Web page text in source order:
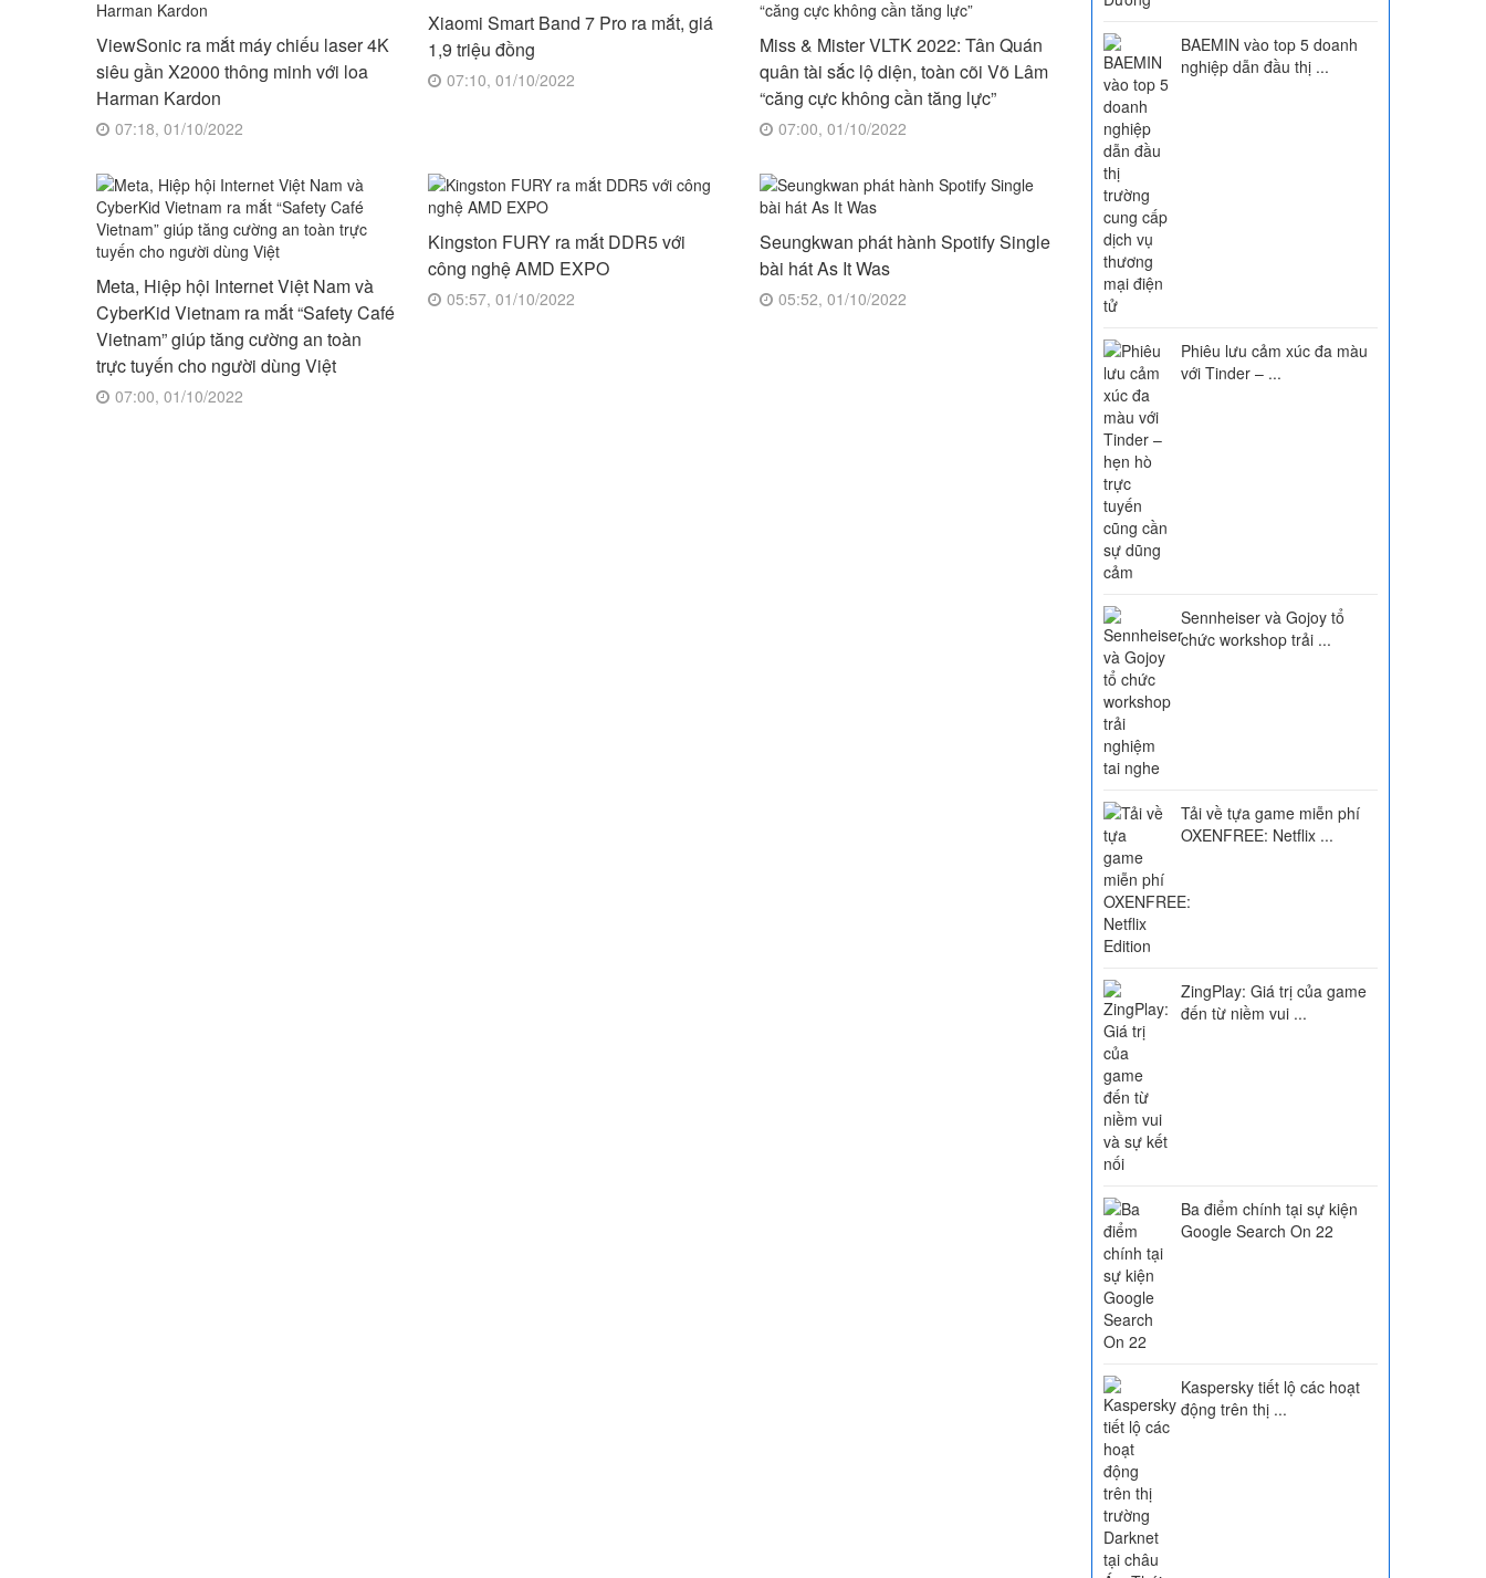
ViewSonic ra mắt máy chiếu laser 4K
siêu gần X2000 thông minh với loa
Harman Kardon
07:18, 01/10/2022
Xiaomi Smart Band 7 Pro ra mắt, giá
1,9 triệu đồng
07:10, 01/10/2022
Miss & Mister VLTK 2022: Tân Quán
quân tài sắc lộ diện, toàn cõi Võ Lâm
“căng cực không cần tăng lực”
07:00, 01/10/2022
Meta, Hiệp hội Internet Việt Nam và
CyberKid Vietnam ra mắt “Safety Café
Vietnam” giúp tăng cường an toàn
trực tuyến cho người dùng Việt
07:00, 01/10/2022
Kingston FURY ra mắt DDR5 với
công nghệ AMD EXPO
05:57, 01/10/2022
Seungkwan phát hành Spotify Single
bài hát As It Was
05:52, 01/10/2022
BAEMIN vào top 5 doanh
nghiệp dẫn đầu thị ...
Phiêu lưu cảm xúc đa màu
với Tinder – ...
Sennheiser và Gojoy tổ
chức workshop trải ...
Tải về tựa game miễn phí
OXENFREE: Netflix ...
ZingPlay: Giá trị của game
đến từ niềm vui ...
Ba điểm chính tại sự kiện
Google Search On 22
Kaspersky tiết lộ các hoạt
động trên thị ...